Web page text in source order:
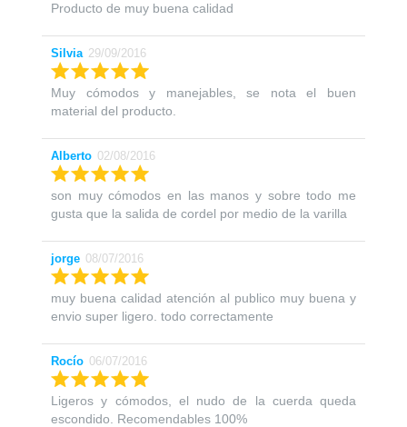
Producto de muy buena calidad
Silvia 29/09/2016
Muy cómodos y manejables, se nota el buen
material del producto.
Alberto 02/08/2016
son muy cómodos en las manos y sobre todo me
gusta que la salida de cordel por medio de la varilla
jorge 08/07/2016
muy buena calidad atención al publico muy buena y
envio super ligero. todo correctamente
Rocío 06/07/2016
Ligeros y cómodos, el nudo de la cuerda queda
escondido. Recomendables 100%